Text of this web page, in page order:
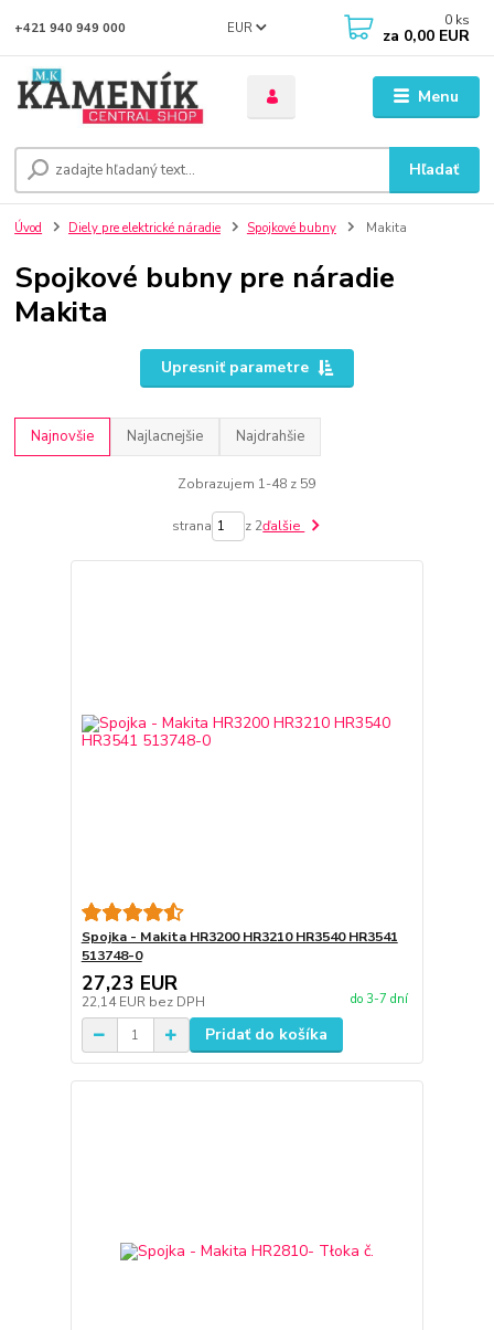
Menu
EUR
Hľadať
+421 940 949 000 0 ks
za 0,00 EUR
Úvod Diely pre elektrické náradie Spojkové bubny Makita
Spojkové bubny pre náradie
Makita
Upresniť parametre
Najnovšie Najlacnejšie Najdrahšie
Zobrazujem 1-48 z 59
strana z 2ďalšie
Spojka - Makita HR3200 HR3210 HR3540 HR3541
513748-0
27,23 EUR
22,14 EUR bez DPH do 3-7 dní
Pridať do košíka